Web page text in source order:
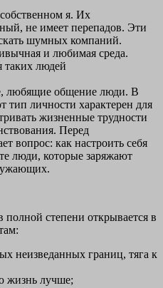
я. Их
не имеет перепадов. Эти
шумных компаний.
и любимая среда.
таких людей
любящие общение люди. В
тип личности характерен для
жизненные трудности
Перед
вопрос: как настроить себя
люди, которые заряжают
степени открывается в
неизведанных границ, тяга к
жизнь лучше;